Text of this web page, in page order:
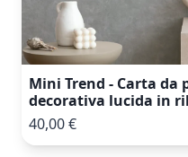
Mini Trend - Carta
decorativa lucida in
40,00 €